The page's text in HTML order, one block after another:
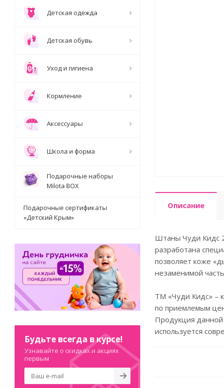
Описание
Штаны Чуди Кидс
разработана
позволяет коже
незаменимой
ТМ «Чуди Кидс» –
по приемлемым
Продукция данной
используется
Детская одежда
Детская обувь
Уход и гигиена
Кормление
Аксессуары
Школа и форма
Подарочные наборы
Milota BOX
Подарочные сертификаты
«Детский Крым»
Будьте всегда в курсе!
Узнавайте о скидках и акциях
первым